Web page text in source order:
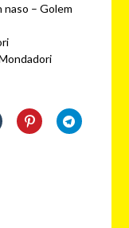
naso – Golem